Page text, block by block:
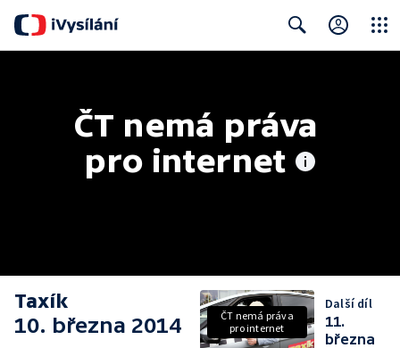
ČT nemá práva
pro internet
Taxík
10. března 2014
ČT nemá práva
pro internet
Další díl
11.
března